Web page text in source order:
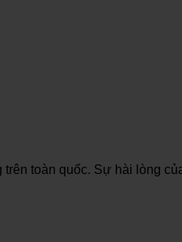
toàn quốc. Sự hài lòng